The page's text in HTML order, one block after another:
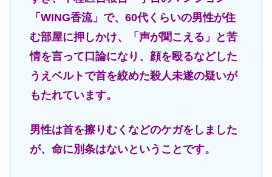
「WING香流」で、60代くらいの男性が住
む部屋に押しかけ、「声が聞こえる」と苦
情を言って口論になり、顔を殴るなどした
うえベルトで首を絞めた殺人未遂の疑いが
もたれています。
男性は首を擦りむくなどのケガをしました
が、命に別条はないということです。